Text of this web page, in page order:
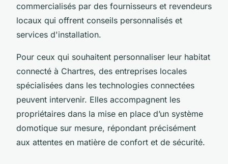
commercialisés par des fournisseurs et revendeurs
locaux qui offrent conseils personnalisés et
services d'installation.
Pour ceux qui souhaitent personnaliser leur habitat
connecté à Chartres, des entreprises locales
spécialisées dans les technologies connectées
peuvent intervenir. Elles accompagnent les
propriétaires dans la mise en place d’un système
domotique sur mesure, répondant précisément
aux attentes en matière de confort et de sécurité.